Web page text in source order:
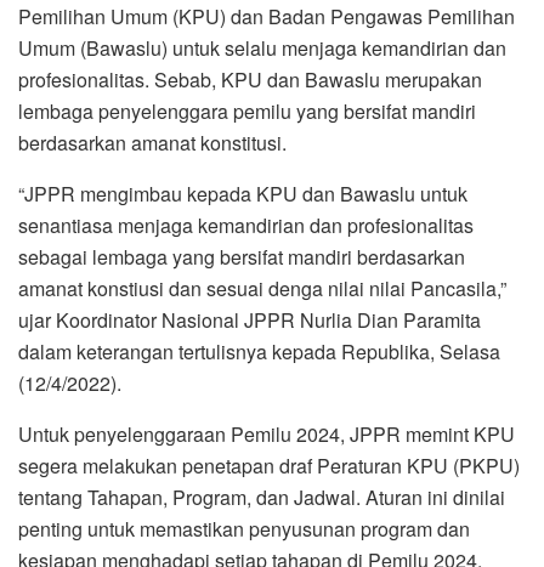
Pemilihan Umum (KPU) dan Badan Pengawas Pemilihan
Umum (Bawaslu) untuk selalu menjaga kemandirian dan
profesionalitas. Sebab, KPU dan Bawaslu merupakan
lembaga penyelenggara pemilu yang bersifat mandiri
berdasarkan amanat konstitusi.
“JPPR mengimbau kepada KPU dan Bawaslu untuk
senantiasa menjaga kemandirian dan profesionalitas
sebagai lembaga yang bersifat mandiri berdasarkan
amanat konstiusi dan sesuai denga nilai nilai Pancasila,”
ujar Koordinator Nasional JPPR Nurlia Dian Paramita
dalam keterangan tertulisnya kepada Republika, Selasa
(12/4/2022).
Untuk penyelenggaraan Pemilu 2024, JPPR memint KPU
segera melakukan penetapan draf Peraturan KPU (PKPU)
tentang Tahapan, Program, dan Jadwal. Aturan ini dinilai
penting untuk memastikan penyusunan program dan
kesiapan menghadapi setiap tahapan di Pemilu 2024.